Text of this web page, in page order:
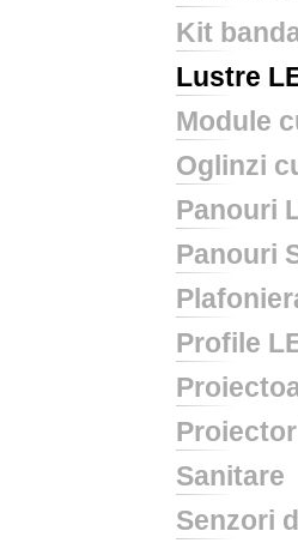
Kit
Lustre
Module
Oglinzi
Panouri
Panouri
Profile
Sanitare
Senzori